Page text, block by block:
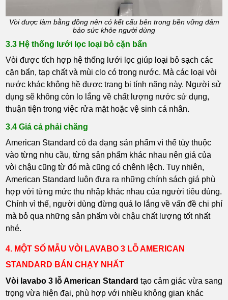
Vòi được làm bằng đồng nên có kết cấu bên trong bền vững đảm
bảo sức khỏe người dùng
3.3 Hệ thống lưới lọc loại bỏ cặn bẩn
Vòi được tích hợp hệ thống lưới lọc giúp loại bỏ sạch các
cặn bẩn, tạp chất và mùi clo có trong nước. Mà các loại vòi
nước khác không hề được trang bị tính năng này. Người sử
dụng sẽ không còn lo lắng về chất lượng nước sử dụng,
thuận tiện trong việc rửa mặt hoặc vệ sinh cá nhân.
3.4 Giá cả phải chăng
American Standard có đa dạng sản phẩm vì thế tùy thuộc
vào từng nhu cầu, từng sản phẩm khác nhau nên giá của
vòi chậu cũng từ đó mà cũng có chênh lệch. Tuy nhiên,
American Standard luôn đưa ra những chính sách giá phù
hợp với từng mức thu nhập khác nhau của người tiêu dùng.
Chính vì thế, người dùng đừng quá lo lắng về vấn đề chi phí
mà bỏ qua những sản phẩm vòi chậu chất lượng tốt nhất
nhé.
4. MỘT SỐ MẪU VÒI LAVABO 3 LỖ AMERICAN
STANDARD BÁN CHẠY NHẤT
Vòi lavabo 3 lỗ American Standard tạo cảm giác vừa sang
trọng vừa hiện đại, phù hợp với nhiều không gian khác